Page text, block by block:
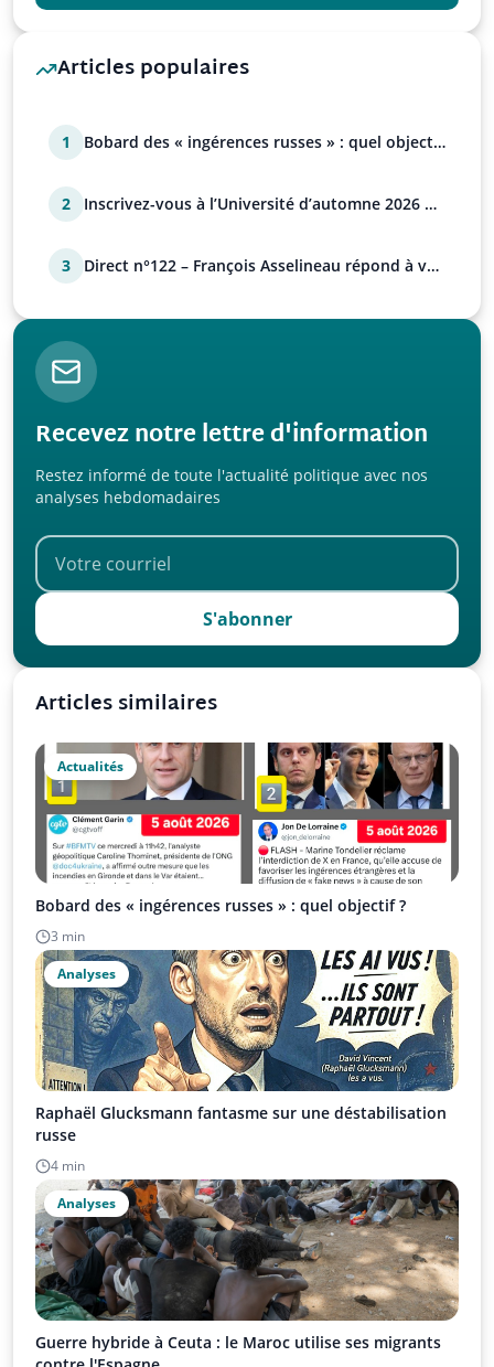
Articles populaires
1
Bobard des « ingérences russes » : quel objectif
2
Inscrivez-vous à l’Université d’automne 2026 de
3
Direct n°122 – François Asselineau répond à vos
Recevez notre lettre d'information
Restez informé de toute l'actualité politique avec nos
analyses hebdomadaires
S'abonner
Articles similaires
Actualités
Bobard des « ingérences russes » : quel objectif ?
3 min
Analyses
Raphaël Glucksmann fantasme sur une déstabilisation
russe
4 min
Analyses
Guerre hybride à Ceuta : le Maroc utilise ses migrants